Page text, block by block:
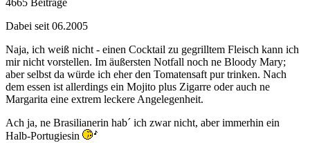
4665 Beiträge
Dabei seit 06.2005
Naja, ich weiß nicht - einen Cocktail zu gegrilltem Fleisch kann ich
mir nicht vorstellen. Im äußersten Notfall noch ne Bloody Mary;
aber selbst da würde ich eher den Tomatensaft pur trinken. Nach
dem essen ist allerdings ein Mojito plus Zigarre oder auch ne
Margarita eine extrem leckere Angelegenheit.
Ach ja, ne Brasilianerin hab´ ich zwar nicht, aber immerhin ein
Halb-Portugiesin